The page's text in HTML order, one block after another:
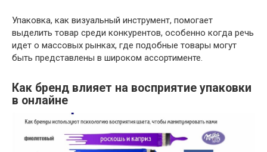
Упаковка, как визуальный инструмент, помогает
выделить товар среди конкурентов, особенно когда речь
идет о массовых рынках, где подобные товары могут
быть представлены в широком ассортименте.
Как бренд влияет на восприятие упаковки
в онлайне